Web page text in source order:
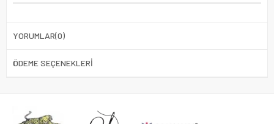
YORUMLAR(0)
ÖDEME SEÇENEKLERI